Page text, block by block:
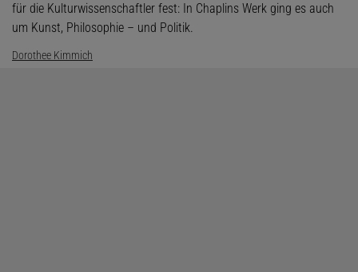
für die Kulturwissenschaftler fest: In Chaplins Werk ging es auch
um Kunst, Philosophie – und Politik.
Dorothee Kimmich